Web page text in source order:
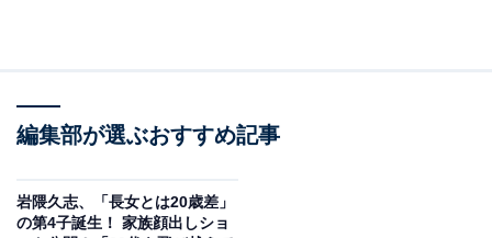
編集部が選ぶおすすめ記事
岩隈久志、「長女とは20歳差」
の第4子誕生！ 家族顔出しショ